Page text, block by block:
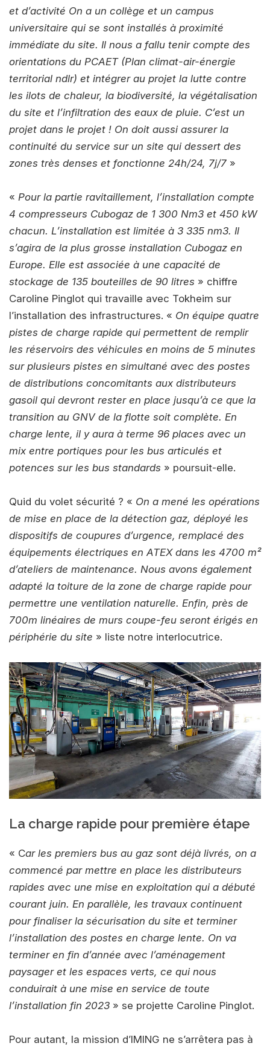
et d’activité On a un collège et un campus
universitaire qui se sont installés à proximité
immédiate du site. Il nous a fallu tenir compte des
orientations du PCAET (Plan climat-air-énergie
territorial ndlr) et intégrer au projet la lutte contre
les ilots de chaleur, la biodiversité, la végétalisation
du site et l’infiltration des eaux de pluie. C’est un
projet dans le projet ! On doit aussi assurer la
continuité du service sur un site qui dessert des
zones très denses et fonctionne 24h/24, 7j/7 »
« Pour la partie ravitaillement, l’installation compte
4 compresseurs Cubogaz de 1 300 Nm3 et 450 kW
chacun. L’installation est limitée à 3 335 nm3. Il
s’agira de la plus grosse installation Cubogaz en
Europe. Elle est associée à une capacité de
stockage de 135 bouteilles de 90 litres » chiffre
Caroline Pinglot qui travaille avec Tokheim sur
l’installation des infrastructures. « On équipe quatre
pistes de charge rapide qui permettent de remplir
les réservoirs des véhicules en moins de 5 minutes
sur plusieurs pistes en simultané avec des postes
de distributions concomitants aux distributeurs
gasoil qui devront rester en place jusqu’à ce que la
transition au GNV de la flotte soit complète. En
charge lente, il y aura à terme 96 places avec un
mix entre portiques pour les bus articulés et
potences sur les bus standards » poursuit-elle.
Quid du volet sécurité ? « On a mené les opérations
de mise en place de la détection gaz, déployé les
dispositifs de coupures d’urgence, remplacé des
équipements électriques en ATEX dans les 4700 m²
d’ateliers de maintenance. Nous avons également
adapté la toiture de la zone de charge rapide pour
permettre une ventilation naturelle. Enfin, près de
700m linéaires de murs coupe-feu seront érigés en
périphérie du site » liste notre interlocutrice.
La charge rapide pour première étape
« Car les premiers bus au gaz sont déjà livrés, on a
commencé par mettre en place les distributeurs
rapides avec une mise en exploitation qui a débuté
courant juin. En parallèle, les travaux continuent
pour finaliser la sécurisation du site et terminer
l’installation des postes en charge lente. On va
terminer en fin d’année avec l’aménagement
paysager et les espaces verts, ce qui nous
conduirait à une mise en service de toute
l’installation fin 2023 » se projette Caroline Pinglot.
Pour autant, la mission d’IMING ne s’arrêtera pas à